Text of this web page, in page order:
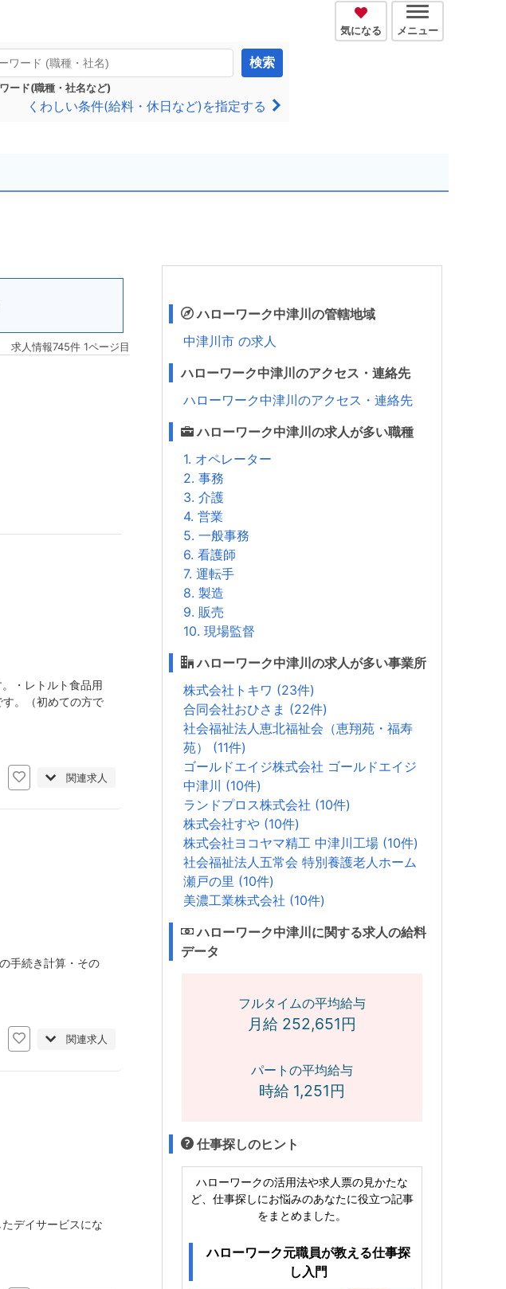
気になる メニュー
ード(職種・社名など)
検索
くわしい条件(給料・休日など)を指定する
求人情報745件 1ページ目
・レトルト食品用
。（初めての方で
関連求人
手続き計算・その
関連求人
デイサービスにな
ハローワーク中津川の管轄地域
中津川市 の求人
ハローワーク中津川のアクセス・連絡先
ハローワーク中津川のアクセス・連絡先
ハローワーク中津川の求人が多い職種
1. オペレーター
2. 事務
3. 介護
4. 営業
5. 一般事務
6. 看護師
7. 運転手
8. 製造
9. 販売
10. 現場監督
ハローワーク中津川の求人が多い事業所
株式会社トキワ (23件)
合同会社おひさま (22件)
社会福祉法人恵北福祉会（恵翔苑・福寿
苑） (11件)
ゴールドエイジ株式会社 ゴールドエイジ
中津川 (10件)
ランドプロス株式会社 (10件)
株式会社すや (10件)
株式会社ヨコヤマ精工 中津川工場 (10件)
社会福祉法人五常会 特別養護老人ホーム
瀬戸の里 (10件)
美濃工業株式会社 (10件)
ハローワーク中津川に関する求人の給料
データ
フルタイムの平均給与
月給 252,651円
パートの平均給与
時給 1,251円
仕事探しのヒント
ハローワークの活用法や求人票の見かたな
ど、仕事探しにお悩みのあなたに役立つ記事
をまとめました。
ハローワーク元職員が教える仕事探
し入門